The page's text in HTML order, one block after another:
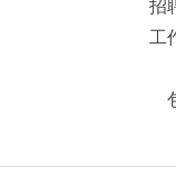
招
工